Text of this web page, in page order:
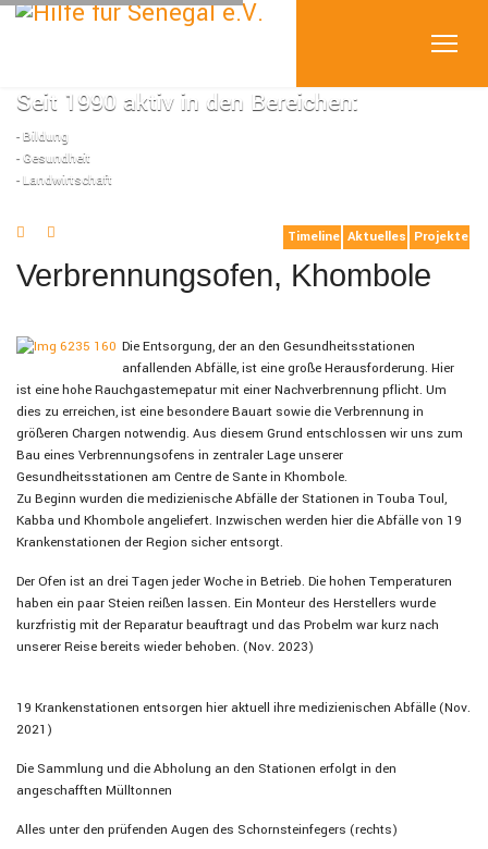
Seit 1990 aktiv in den Bereichen:
- Bildung
- Gesundheit
- Landwirtschaft
Timeline Aktuelles Projekte
Verbrennungsofen, Khombole
Die Entsorgung, der an den Gesundheitsstationen
anfallenden Abfälle, ist eine große Herausforderung. Hier
ist eine hohe Rauchgastemepatur mit einer Nachverbrennung pflicht. Um
dies zu erreichen, ist eine besondere Bauart sowie die Verbrennung in
größeren Chargen notwendig. Aus diesem Grund entschlossen wir uns zum
Bau eines Verbrennungsofens in zentraler Lage unserer
Gesundheitsstationen am Centre de Sante in Khombole.
Zu Beginn wurden die medizienische Abfälle der Stationen in Touba Toul,
Kabba und Khombole angeliefert. Inzwischen werden hier die Abfälle von 19
Krankenstationen der Region sicher entsorgt.
Der Ofen ist an drei Tagen jeder Woche in Betrieb. Die hohen Temperaturen
haben ein paar Steien reißen lassen. Ein Monteur des Herstellers wurde
kurzfristig mit der Reparatur beauftragt und das Probelm war kurz nach
unserer Reise bereits wieder behoben. (Nov. 2023)
19 Krankenstationen entsorgen hier aktuell ihre medizienischen Abfälle (Nov.
2021)
Die Sammlung und die Abholung an den Stationen erfolgt in den
angeschafften Mülltonnen
Alles unter den prüfenden Augen des Schornsteinfegers (rechts)